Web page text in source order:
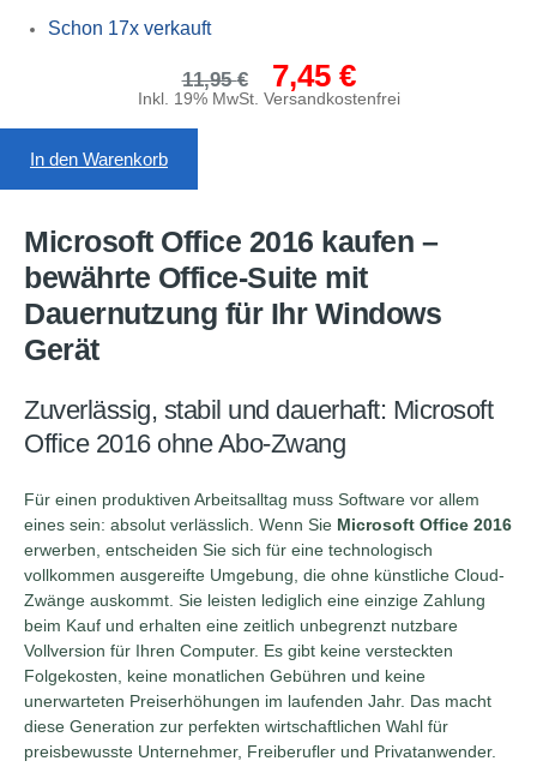
Schon 17x verkauft
11,95€
Ursprünglicher
Preis
7,45 €Aktueller
Preis
Inkl. 19% MwSt. Versandkostenfrei
In den Warenkorb
Microsoft Office 2016 kaufen –
bewährte Office-Suite mit
Dauernutzung für Ihr Windows
Gerät
Zuverlässig, stabil und dauerhaft: Microsoft
Office 2016 ohne Abo-Zwang
Für einen produktiven Arbeitsalltag muss Software vor allem
eines sein: absolut verlässlich. Wenn Sie Microsoft Office 2016
erwerben, entscheiden Sie sich für eine technologisch
vollkommen ausgereifte Umgebung, die ohne künstliche Cloud-
Zwänge auskommt. Sie leisten lediglich eine einzige Zahlung
beim Kauf und erhalten eine zeitlich unbegrenzt nutzbare
Vollversion für Ihren Computer. Es gibt keine versteckten
Folgekosten, keine monatlichen Gebühren und keine
unerwarteten Preiserhöhungen im laufenden Jahr. Das macht
diese Generation zur perfekten wirtschaftlichen Wahl für
preisbewusste Unternehmer, Freiberufler und Privatanwender.